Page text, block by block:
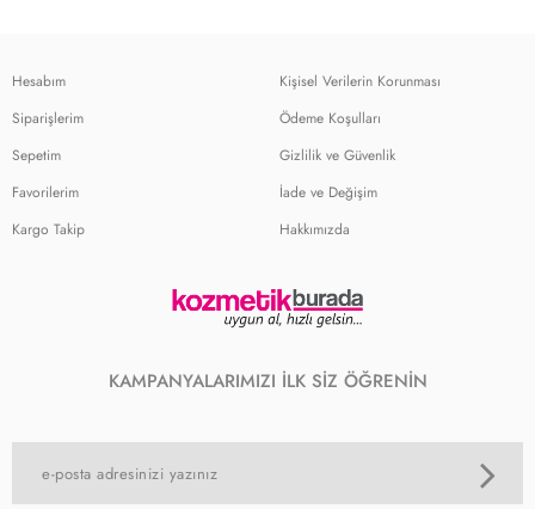
Hesabım
Siparişlerim
Sepetim
Favorilerim
Kargo Takip
Kişisel Verilerin Korunması
Ödeme Koşulları
Gizlilik ve Güvenlik
İade ve Değişim
Hakkımızda
KAMPANYALARIMIZI İLK SİZ ÖĞRENİN